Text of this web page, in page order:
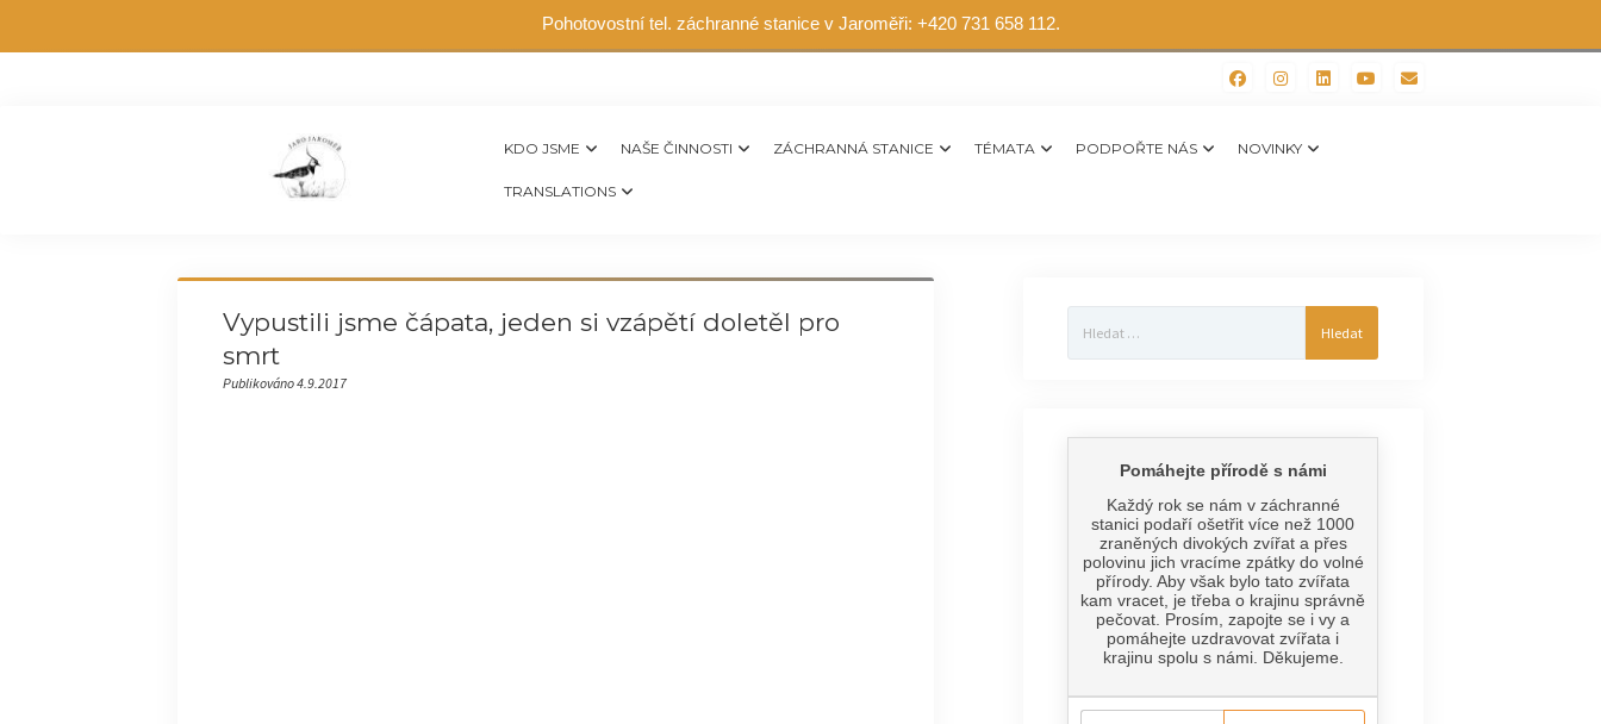
Pohotovostní tel. záchranné stanice v Jaroměři: +420 731 658 112.
KDO JSME NAŠE ČINNOSTI ZÁCHRANNÁ STANICE TÉMATA PODPOŘTE NÁS NOVINKY
TRANSLATIONS
Vypustili jsme čápata, jeden si vzápětí doletěl pro
smrt
Publikováno 4.9.2017